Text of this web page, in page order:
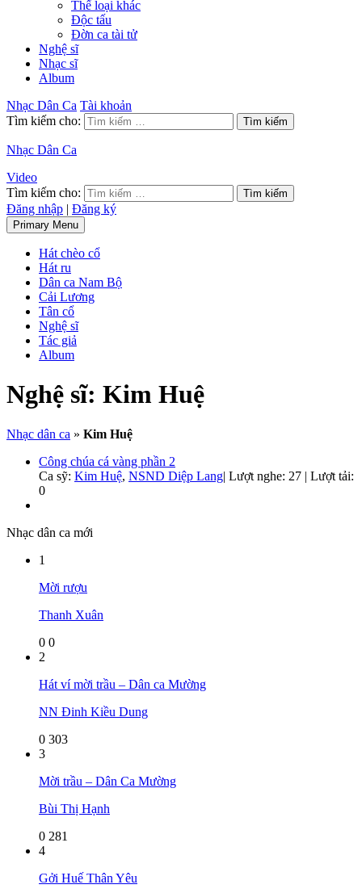
Thể loại khác
Độc tấu
Đờn ca tài tử
Nghệ sĩ
Nhạc sĩ
Album
Nhạc Dân Ca Tài khoản
Tìm kiếm cho:
Nhạc Dân Ca
Video
Tìm kiếm cho:
Đăng nhập | Đăng ký
Primary Menu
Hát chèo cổ
Hát ru
Dân ca Nam Bộ
Cải Lương
Tân cổ
Nghệ sĩ
Tác giả
Album
Nghệ sĩ: Kim Huệ
Nhạc dân ca » Kim Huệ
Công chúa cá vàng phần 2
Ca sỹ: Kim Huệ, NSND Diệp Lang| Lượt nghe: 27 | Lượt tải:
0
Nhạc dân ca mới
1
Mời rượu
Thanh Xuân
0 0
2
Hát ví mời trầu – Dân ca Mường
NN Đinh Kiều Dung
0 303
3
Mời trầu – Dân Ca Mường
Bùi Thị Hạnh
0 281
4
Gởi Huế Thân Yêu